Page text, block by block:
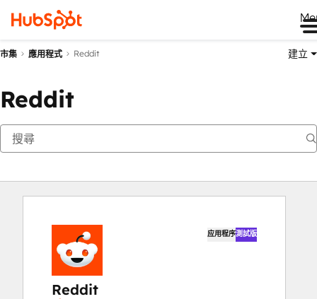
市集 應用程式 Reddit 建立
Reddit
应用程序測試版
Reddit